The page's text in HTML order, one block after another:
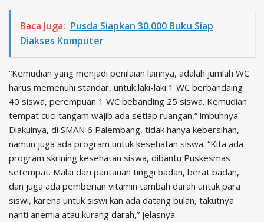
Baca Juga: Pusda Siapkan 30.000 Buku Siap
Diakses Komputer
“Kemudian yang menjadi penilaian lainnya, adalah jumlah WC
harus memenuhi standar, untuk laki-laki 1 WC berbandaing
40 siswa, perempuan 1 WC bebanding 25 siswa. Kemudian
tempat cuci tangam wajib ada setiap ruangan,” imbuhnya.
Diakuinya, di SMAN 6 Palembang, tidak hanya kebersihan,
namun juga ada program untuk kesehatan siswa. “Kita ada
program skrining kesehatan siswa, dibantu Puskesmas
setempat. Malai dari pantauan tinggi badan, berat badan,
dan juga ada pemberian vitamin tambah darah untuk para
siswi, karena untuk siswi kan ada datang bulan, takutnya
nanti anemia atau kurang darah,” jelasnya.